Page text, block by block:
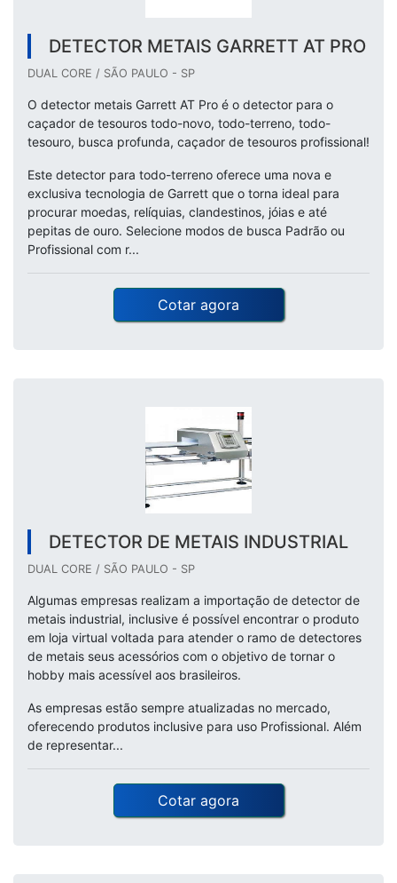
DETECTOR METAIS GARRETT AT PRO
DUAL CORE / SÃO PAULO - SP
O detector metais Garrett AT Pro é o detector para o
caçador de tesouros todo-novo, todo-terreno, todo-
tesouro, busca profunda, caçador de tesouros profissional!
Este detector para todo-terreno oferece uma nova e
exclusiva tecnologia de Garrett que o torna ideal para
procurar moedas, relíquias, clandestinos, jóias e até
pepitas de ouro. Selecione modos de busca Padrão ou
Profissional com r...
Cotar agora
DETECTOR DE METAIS INDUSTRIAL
DUAL CORE / SÃO PAULO - SP
Algumas empresas realizam a importação de detector de
metais industrial, inclusive é possível encontrar o produto
em loja virtual voltada para atender o ramo de detectores
de metais seus acessórios com o objetivo de tornar o
hobby mais acessível aos brasileiros.
As empresas estão sempre atualizadas no mercado,
oferecendo produtos inclusive para uso Profissional. Além
de representar...
Cotar agora